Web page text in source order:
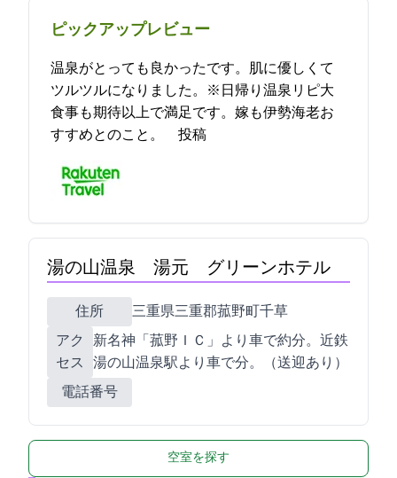
ピックアップレビュー
温泉がとっても良かったです。肌に優しくて
ツルツルになりました。※日帰り温泉リピ大
食事も期待以上で満足です。嫁も伊勢海老お
すすめとのこと。 2021-08-17 19:04:18投稿
湯の山温泉 湯元 グリーンホテル
住所
三重県三重郡菰野町千草7054-173
アク
セス
新名神「菰野ＩＣ」より車で約5分。近鉄
湯の山温泉駅より車で3分。（送迎あり）
電話番号
空室を探す